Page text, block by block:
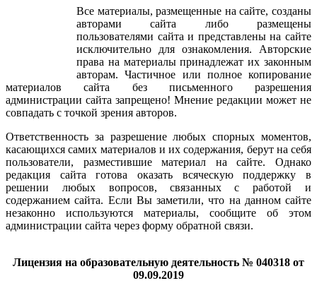
Все материалы, размещенные на сайте, созданы
авторами сайта либо размещены
пользователями сайта и представлены на сайте
исключительно для ознакомления. Авторские
права на материалы принадлежат их законным
авторам. Частичное или полное копирование
материалов сайта без письменного разрешения
администрации сайта запрещено! Мнение редакции может не
совпадать с точкой зрения авторов.
Ответственность за разрешение любых спорных моментов,
касающихся самих материалов и их содержания, берут на себя
пользователи, разместившие материал на сайте. Однако
редакция сайта готова оказать всяческую поддержку в
решении любых вопросов, связанных с работой и
содержанием сайта. Если Вы заметили, что на данном сайте
незаконно используются материалы, сообщите об этом
администрации сайта через форму обратной связи.
Лицензия на образовательную деятельность № 040318 от
09.09.2019